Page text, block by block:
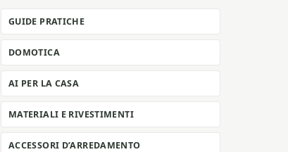
GUIDE PRATICHE
DOMOTICA
AI PER LA CASA
MATERIALI E RIVESTIMENTI
ACCESSORI D’ARREDAMENTO